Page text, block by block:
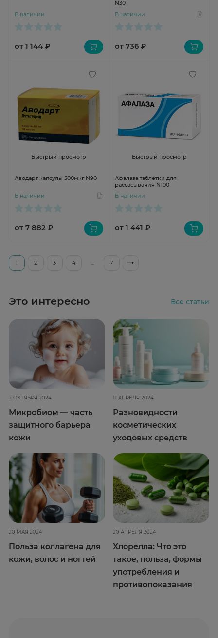
В наличии
от 1 144 ₽
N30
В наличии
от 736 ₽
Быстрый просмотр
Аводарт капсулы 500мкг N90
В наличии
от 7 882 ₽
Быстрый просмотр
Афалаза таблетки для
рассасывания N100
В наличии
от 1 441 ₽
1 2 3 4 ... 7
Это интересно Все статьи
2 ОКТЯБРЯ 2024
Микробиом — часть
защитного барьера
кожи
11 АПРЕЛЯ 2024
Разновидности
косметических
уходовых средств
20 МАЯ 2024
Польза коллагена для
кожи, волос и ногтей
20 АПРЕЛЯ 2024
Хлорелла: Что это
такое, польза, формы
употребления и
противопоказания